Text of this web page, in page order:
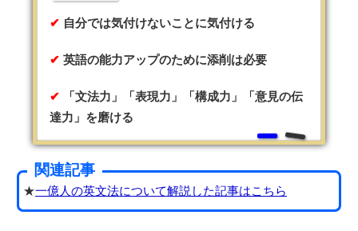
自分では気付けないことに気付ける
英語の能力アップのために添削は必要
「文法力」「表現力」「構成力」「意見の伝
達力」を磨ける
関連記事
★一億人の英文法について解説した記事はこちら